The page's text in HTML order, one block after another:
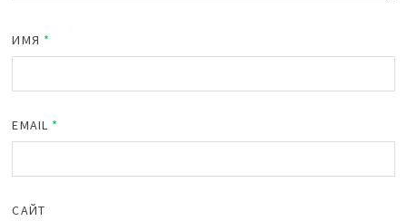
ИМЯ *
EMAIL *
САЙТ